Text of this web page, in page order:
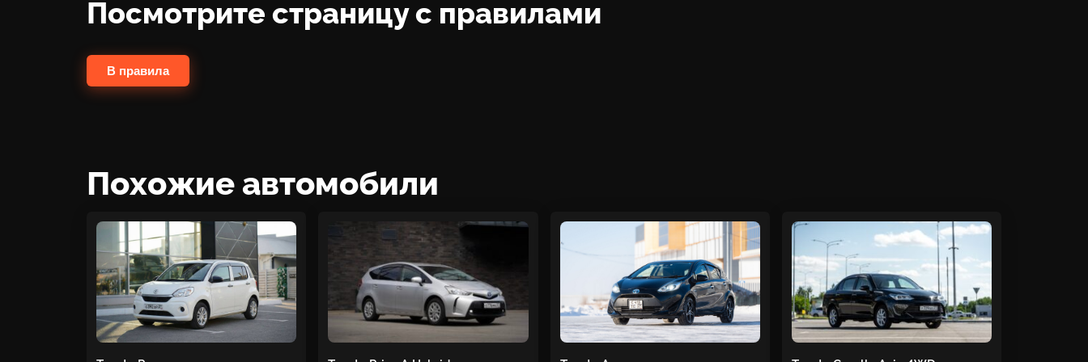
Посмотрите страницу с правилами
В правила
Похожие автомобили